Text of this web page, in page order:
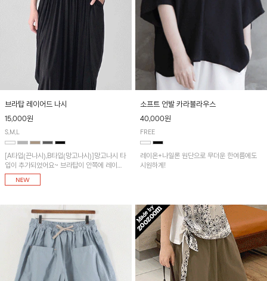
브라탑 레이어드 나시
15,000원
S,M,L
[A타입(끈나시),B타입(망고나시)]망고나시 타
입이 추가되었어요~ 브라탑이 안쪽에 레이어
드 되어 실용적인 나시!
소프트 언발 카라블라우스
40,000원
FREE
레이온+나일론 원단으로 무더운 한여름에도
시원하게!